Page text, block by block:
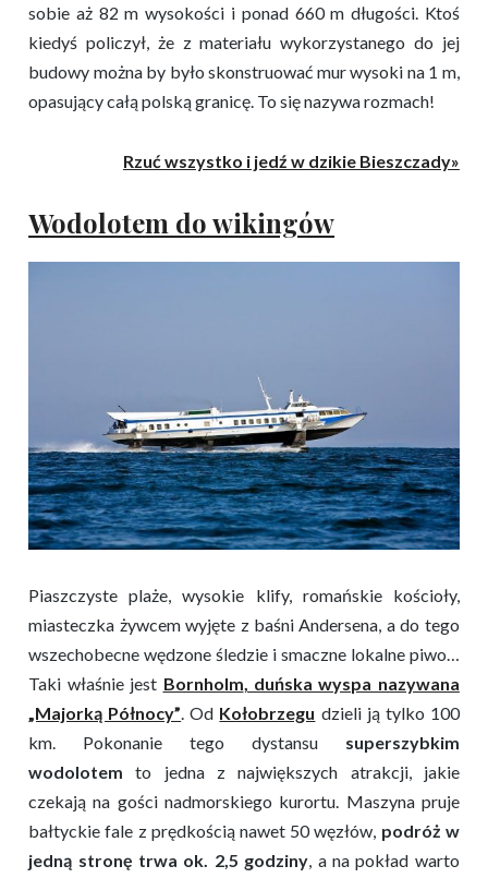
sobie aż 82 m wysokości i ponad 660 m długości. Ktoś
kiedyś policzył, że z materiału wykorzystanego do jej
budowy można by było skonstruować mur wysoki na 1 m,
opasujący całą polską granicę. To się nazywa rozmach!
Rzuć wszystko i jedź w dzikie Bieszczady»
Wodolotem do wikingów
Piaszczyste plaże, wysokie klify, romańskie kościoły,
miasteczka żywcem wyjęte z baśni Andersena, a do tego
wszechobecne wędzone śledzie i smaczne lokalne piwo…
Taki właśnie jest Bornholm , duńska wyspa nazywana
„Majorką Północy” . Od Kołobrzegu dzieli ją tylko 100
km. Pokonanie tego dystansu superszybkim
wodolotem to jedna z największych atrakcji, jakie
czekają na gości nadmorskiego kurortu. Maszyna pruje
bałtyckie fale z prędkością nawet 50 węzłów, podróż w
jedną stronę trwa ok. 2,5 godziny , a na pokład warto